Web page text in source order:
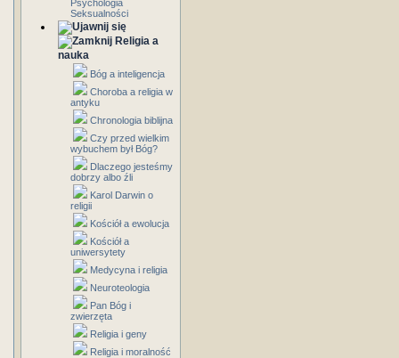
Psychologia
Seksualności
Religia a
nauka
Bóg a inteligencja
Choroba a religia w
antyku
Chronologia biblijna
Czy przed wielkim
wybuchem był Bóg?
Dlaczego jesteśmy
dobrzy albo źli
Karol Darwin o
religii
Kościół a ewolucja
Kościół a
uniwersytety
Medycyna i religia
Neuroteologia
Pan Bóg i
zwierzęta
Religia i geny
Religia i moralność